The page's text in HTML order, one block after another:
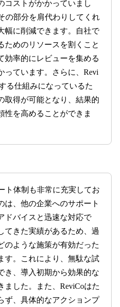
コストがかかっていまし
の部分を肩代わりしてくれ
幅に削減できます。自社で
ためのリソースを割くこと
効率的にレビューを集める
っています。さらに、Revi
る仕組みになっているた
取得が可能となり、結果的
性を高めることができま
ト体制も非常に充実してお
は、他の企業へのサポート
ドバイスと迅速な対応で
てきた実績があるため、過
のような施策が有効だった
す。これにより、無駄な試
き、導入初期から効果的な
ました。また、ReviCoはた
ず、具体的なアクションプ